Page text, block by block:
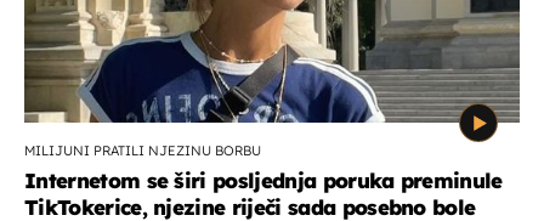
MILIJUNI PRATILI NJEZINU BORBU
Internetom se širi posljednja poruka preminule
TikTokerice, njezine riječi sada posebno bole